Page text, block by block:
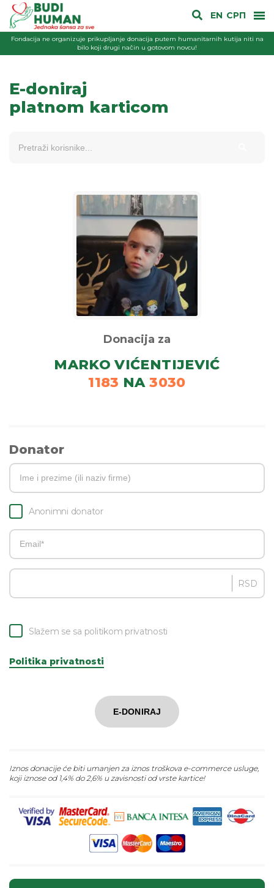
EN СРП
Fondacija ne organizuje prikupljanje donacija putem humanitarnih kutija niti na
bilo koji drugi način u gotovom novcu!
E-doniraj
platnom karticom
Donacija za
MARKO VIĆENTIJEVIĆ
1183 NA 3030
Donator
Anonimni donator
RSD
Slažem se sa politikom privatnosti
Politika privatnosti
E-DONIRAJ
Iznos donacije će biti umanjen za iznos troškova e-commerce usluge,
koji iznose od 1,4% do 2,6% u zavisnosti od vrste kartice!